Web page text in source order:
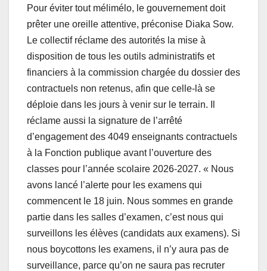
Pour éviter tout mélimélo, le gouvernement doit
prêter une oreille attentive, préconise Diaka Sow.
Le collectif réclame des autorités la mise à
disposition de tous les outils administratifs et
financiers à la commission chargée du dossier des
contractuels non retenus, afin que celle-là se
déploie dans les jours à venir sur le terrain. Il
réclame aussi la signature de l’arrêté
d’engagement des 4049 enseignants contractuels
à la Fonction publique avant l’ouverture des
classes pour l’année scolaire 2026-2027. « Nous
avons lancé l’alerte pour les examens qui
commencent le 18 juin. Nous sommes en grande
partie dans les salles d’examen, c’est nous qui
surveillons les élèves (candidats aux examens). Si
nous boycottons les examens, il n’y aura pas de
surveillance, parce qu’on ne saura pas recruter